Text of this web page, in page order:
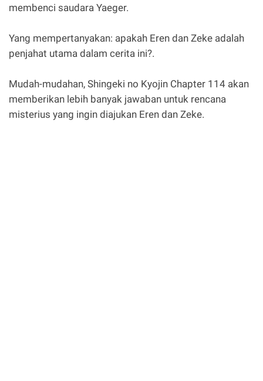
membenci saudara Yaeger.
Yang mempertanyakan: apakah Eren dan Zeke adalah
penjahat utama dalam cerita ini?.
Mudah-mudahan, Shingeki no Kyojin Chapter 114 akan
memberikan lebih banyak jawaban untuk rencana
misterius yang ingin diajukan Eren dan Zeke.